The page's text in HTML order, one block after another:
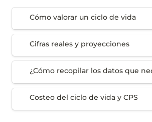
Cómo valorar un ciclo de vida
Cómo valorar un ciclo de vida
Cifras reales y proyecciones
Cifras reales y proyecciones
¿Cómo recopilar los datos que
¿Cómo recopilar los datos que
Costeo del ciclo de vida y CPS
Costeo del ciclo de vida y CPS